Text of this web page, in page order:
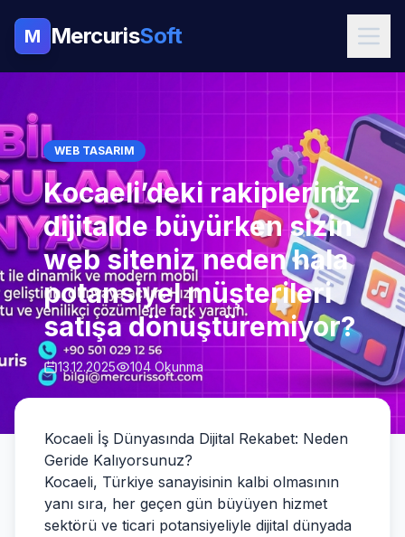
M MercurisSoft
WEB TASARIM
Kocaeli’deki rakipleriniz
dijitalde büyürken sizin
web siteniz neden hala
potansiyel müşterileri
satışa dönüştüremiyor?
13.12.2025 104 Okunma
Kocaeli İş Dünyasında Dijital Rekabet: Neden
Geride Kalıyorsunuz?
Kocaeli, Türkiye sanayisinin kalbi olmasının
yanı sıra, her geçen gün büyüyen hizmet
sektörü ve ticari potansiyeliyle dijital dünyada